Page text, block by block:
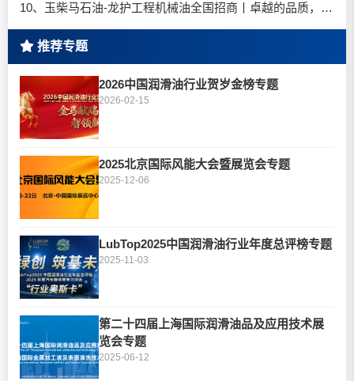
10、玉柴马石油-龙护工程机械油全国招商丨卓越的品质，专业的品牌！
推荐专题
2026中国润滑油行业贺岁金榜专题
2026-02-15
2025北京国际风能大会暨展览会专题
2025-12-06
LubTop2025中国润滑油行业年度总评榜专题
2025-11-03
第二十四届上海国际润滑油品及应用技术展
览会专题
2025-06-12